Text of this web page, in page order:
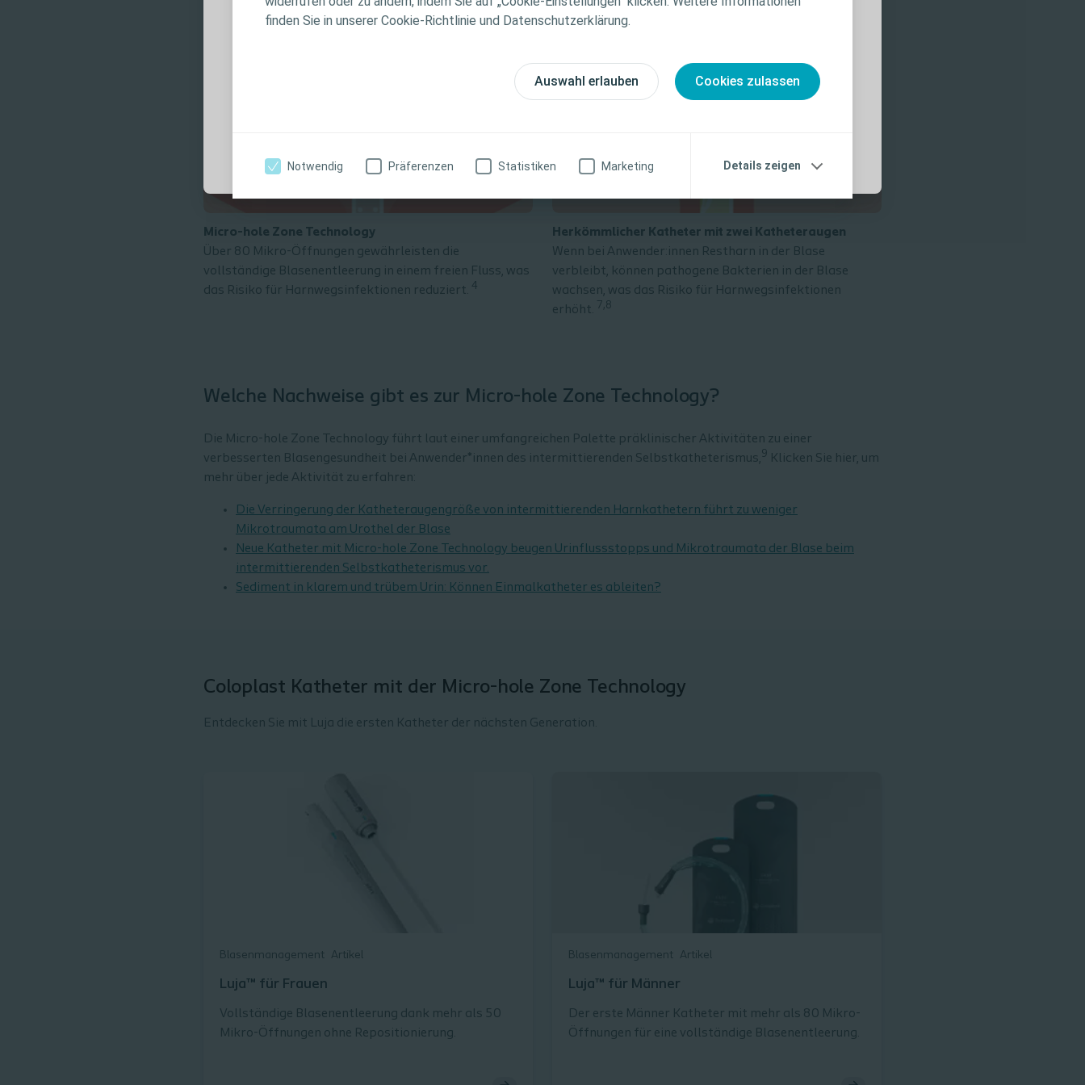
finden Sie in unserer Cookie-Richtlinie und Datenschutzerklärung.
Auswahl erlauben Cookies zulassen
Notwendig Präferenzen Statistiken Marketing Details zeigen
Produktinformationen zu den vorgestellten Produkten, einschließlich
Micro-hole Zone Technology
Über 80 Mikro-Öffnungen gewährleisten die
vollständige Blasenentleerung in einem freien Fluss, was
das Risiko für Harnwegsinfektionen reduziert. 4
Herkömmlicher Katheter mit zwei Katheteraugen
Wenn bei Anwender:innen Restharn in der Blase
verbleibt, können pathogene Bakterien in der Blase
wachsen, was das Risiko für Harnwegsinfektionen
erhöht. 7,8
Welche Nachweise gibt es zur Micro-hole Zone Technology?
Die Micro-hole Zone Technology führt laut einer umfangreichen Palette präklinischer Aktivitäten zu einer
verbesserten Blasengesundheit bei Anwender*innen des intermittierenden Selbstkatheterismus,9 Klicken Sie hier, um
mehr über jede Aktivität zu erfahren:
Die Verringerung der Katheteraugengröße von intermittierenden Harnkathetern führt zu weniger
Mikrotraumata am Urothel der Blase
Neue Katheter mit Micro-hole Zone Technology beugen Urinflussstopps und Mikrotraumata der Blase beim
intermittierenden Selbstkatheterismus vor.
Sediment in klarem und trübem Urin: Können Einmalkatheter es ableiten?
Coloplast Katheter mit der Micro-hole Zone Technology
Entdecken Sie mit Luja die ersten Katheter der nächsten Generation.
Blasenmanagement Artikel
Luja™ für Frauen
Vollständige Blasenentleerung dank mehr als 50
Mikro-Öffnungen ohne Repositionierung.
Blasenmanagement Artikel
Luja™ für Männer
Der erste Männer Katheter mit mehr als 80 Mikro-
Öffnungen für eine vollständige Blasenentleerung.